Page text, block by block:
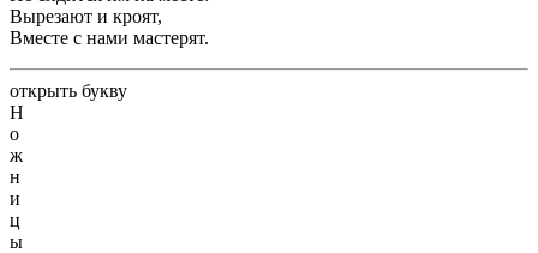
Вырезают и кроят,
Вместе с нами мастерят.
открыть букву
Н
о
ж
н
и
ц
ы